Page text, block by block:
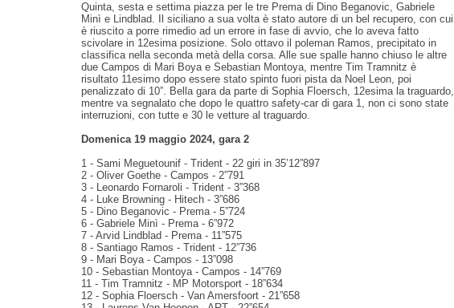
Quinta, sesta e settima piazza per le tre Prema di Dino Beganovic, Gabriele
Minì e Lindblad. Il siciliano a sua volta è stato autore di un bel recupero, con cui
è riuscito a porre rimedio ad un errore in fase di avvio, che lo aveva fatto
scivolare in 12esima posizione. Solo ottavo il poleman Ramos, precipitato in
classifica nella seconda metà della corsa. Alle sue spalle hanno chiuso le altre
due Campos di Mari Boya e Sebastian Montoya, mentre Tim Tramnitz è
risultato 11esimo dopo essere stato spinto fuori pista da Noel Leon, poi
penalizzato di 10”. Bella gara da parte di Sophia Floersch, 12esima la traguardo,
mentre va segnalato che dopo le quattro safety-car di gara 1, non ci sono state
interruzioni, con tutte e 30 le vetture al traguardo.
Domenica 19 maggio 2024, gara 2‍
1 - Sami Meguetounif - Trident - 22 giri in 35’12”897
2 - Oliver Goethe - Campos - 2”791
3 - Leonardo Fornaroli - Trident - 3”368
4 - Luke Browning - Hitech - 3”686
5 - Dino Beganovic - Prema - 5”724
6 - Gabriele Minì - Prema - 6”972
7 - Arvid Lindblad - Prema - 11”575
8 - Santiago Ramos - Trident - 12”736
9 - Mari Boya - Campos - 13”098
10 - Sebastian Montoya - Campos - 14”769
11 - Tim Tramnitz - MP Motorsport - 18”634
12 - Sophia Floersch - Van Amersfoort - 21”658